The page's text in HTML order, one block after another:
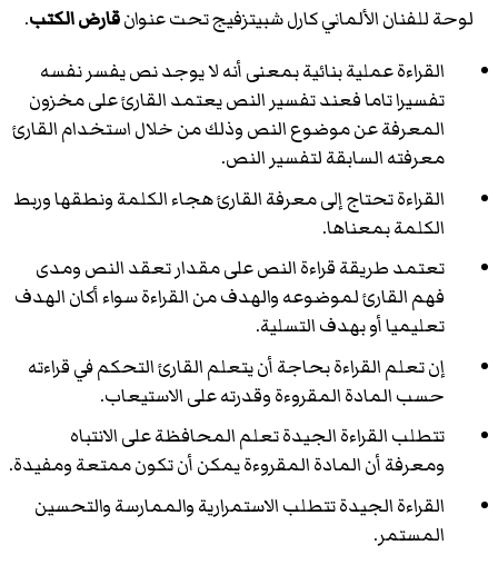
لوحة للفنان الألماني كارل شبيتزفيج تحت عنوانقارض الكتب.
القراءة عملية بنائية بمعنى أنه لا يوجد نص يفسر نفسه
تفسيرا تاما فعند تفسير النص يعتمد القارئ على مخزون
المعرفة عن موضوع النص وذلك من خلال استخدام القارئ
معرفته السابقة لتفسير النص.
القراءة تحتاج إلى معرفة القارئ هجاء الكلمة ونطقها وربط
الكلمة بمعناها.
تعتمد طريقة قراءة النص على مقدار تعقد النص ومدى
فهم القارئ لموضوعه والهدف من القراءة سواء أكان الهدف
تعليميا أو بهدف التسلية.
إن تعلم القراءة بحاجة أن يتعلم القارئ التحكم في قراءته
حسب المادة المقروءة وقدرته على الاستيعاب.
تتطلب القراءة الجيدة تعلم المحافظة على الانتباه
ومعرفة أن المادة المقروءة يمكن أن تكون ممتعة ومفيدة.
القراءة الجيدة تتطلب الاستمرارية والممارسة والتحسين
المستمر.